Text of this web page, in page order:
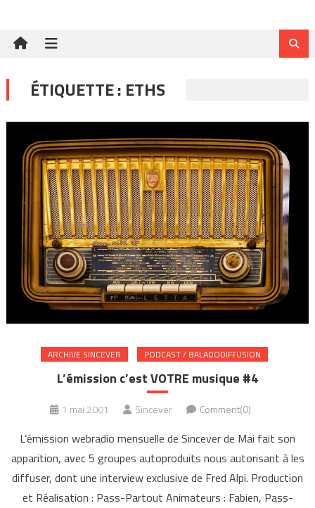
ÉTIQUETTE : ETHS
ARCHIVE SINCEVER PODCAST / BALADODIFFUSION
L’émission c’est VOTRE musique #4
1 mai 2001 Sincever Comment(0)
L’émission webradio mensuelle de Sincever de Mai fait son
apparition, avec 5 groupes autoproduits nous autorisant à les
diffuser, dont une interview exclusive de Fred Alpi. Production
et Réalisation : Pass-Partout Animateurs : Fabien, Pass-